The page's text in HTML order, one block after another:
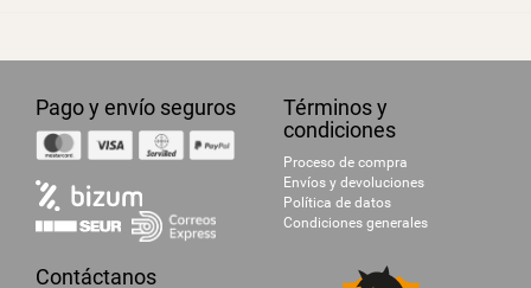
Pago y envío seguros
Términos y
condiciones
Proceso de compra
Envíos y devoluciones
Política de datos
Condiciones generales
Contáctanos